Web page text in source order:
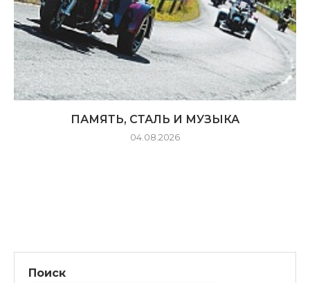
ПАМЯТЬ, СТАЛЬ И МУЗЫКА
04.08.2026
Поиск